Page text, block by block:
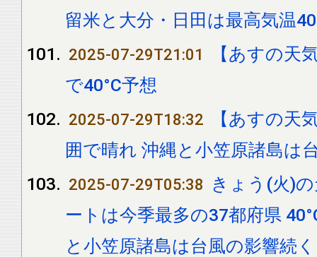
留米と大分・日田は最高気温
2025-07-29T21:01
【あすの天
で40°C予想
2025-07-29T18:32
【あすの天
囲で晴れ 沖縄と小笠原諸島は
2025-07-29T05:38 きょう(火)
ートは今季最多の37都府県
と小笠原諸島は台風の影響続く